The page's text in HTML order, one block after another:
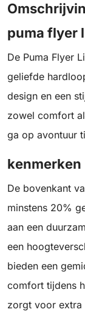
puma flyer
De Puma Flyer
geliefde
design en een
zowel comfort
ga op avontuur
kenmerken
De bovenkant
minstens 20%
aan een
een
bieden een
comfort tijdens
zorgt voor extra